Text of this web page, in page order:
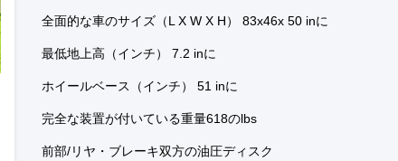
全面的な車のサイズ（L X W X H） 83x46x 50 inに
最低地上高（インチ） 7.2 inに
ホイールベース（インチ） 51 inに
完全な装置が付いている重量618のlbs
前部/リヤ・ブレーキ双方の油圧ディスク